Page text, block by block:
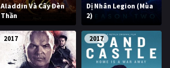
Aladdin Và Cây Đèn
Thần
Dị Nhân Legion (Mùa
2)
2017 2017